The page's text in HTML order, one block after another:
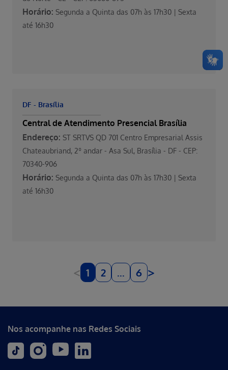
Horário: Segunda a Quinta das 07h às 17h30 | Sexta
até 16h30
DF - Brasília
Central de Atendimento Presencial Brasília
Endereço: ST SRTVS QD 701 Centro Empresarial Assis
Chateaubriand, 2º andar - Asa Sul, Brasília - DF - CEP:
70340-906
Horário: Segunda a Quinta das 07h às 17h30 | Sexta
até 16h30
< 1 2 ... 6 >
Nos acompanhe nas Redes Sociais